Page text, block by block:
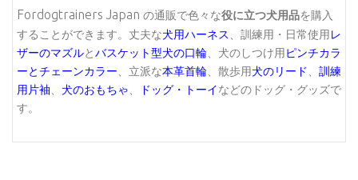
Fordogtrainers Japan の通販で色々な役に立つ犬用品を購入
することができます。丈夫な犬用ハーネス 、訓練用・日常使用 レ
ザーのマズルとバスケット型犬の口輪、犬のしつけ用 ピンチカラ
ーとチェーンカラー、立派な本革首輪、散歩用犬のリード 、 訓練
用片袖、 犬のおもちゃ、 ドッグ・トーイなどのドッグ・グッズで
す。